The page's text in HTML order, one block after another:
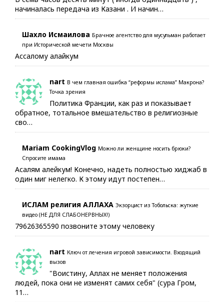
начиналась передача из Казани . И начин…
Шахло Исмаилова Брачное агентство для мусульман работает
при Исторической мечети Москвы
Ассалому алайкум
nart В чем главная ошибка “реформы ислама” Макрона?
Точка зрения
Политика Франции, как раз и показывает
обратное, тотальное вмешательство в религиозные
сво…
Mariam CookingVlog Можно ли женщине носить брюки?
Спросите имама
Асалям алейкум! Конечно, надеть полностью хиджаб в
один миг нелегко. К этому идут постепен…
ИСЛАМ религия АЛЛАХА Экзорцист из Тобольска: жуткие
видео (НЕ ДЛЯ СЛАБОНЕРВНЫХ!)
79626365590 позвоните этому человеку
nart Ключ от лечения игровой зависимости. Входящий
вызов
"Воистину, Аллах не меняет положения
людей, пока они не изменят самих себя" (сура Гром,
11…